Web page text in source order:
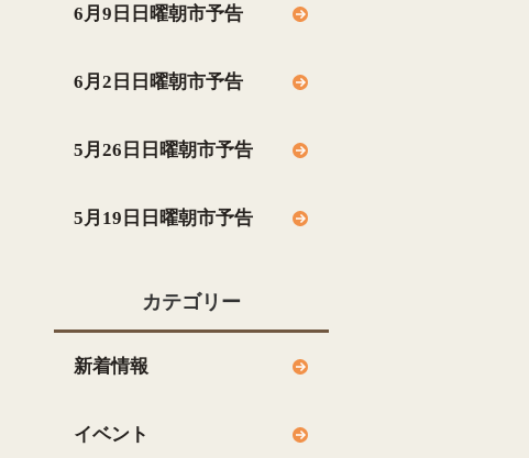
6月9日日曜朝市予告
6月2日日曜朝市予告
5月26日日曜朝市予告
5月19日日曜朝市予告
カテゴリー
新着情報
イベント